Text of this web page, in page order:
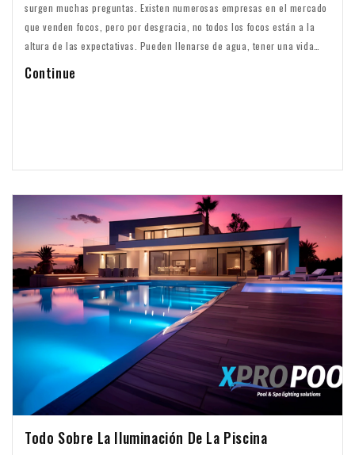
surgen muchas preguntas. Existen numerosas empresas en el mercado
que venden focos, pero por desgracia, no todos los focos están a la
altura de las expectativas. Pueden llenarse de agua, tener una vida
útil corta o que la potencia luminosa no se corresponda con lo
Continue
Todo Sobre La Iluminación De La Piscina